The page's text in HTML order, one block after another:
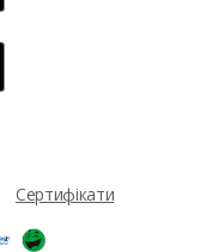
Сертифікати